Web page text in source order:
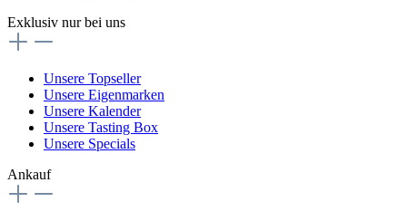
Exklusiv nur bei uns
Unsere Topseller
Unsere Eigenmarken
Unsere Kalender
Unsere Tasting Box
Unsere Specials
Ankauf